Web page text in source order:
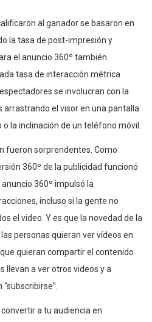
al ganador se basaron en
la tasa de post-impresión y
el anuncio 360º también
tasa de interacción métrica
se involucran con la
el visor en una pantalla
la inclinación de un teléfono móvil.
fueron sorprendentes. Como
360º de la publicidad funcionó
360º impulsó la
incluso si la gente no
el video. Y es que la novedad de la
personas quieran ver vídeos en
quieran compartir el contenido
llevan a ver otros videos y a
a tu audiencia en